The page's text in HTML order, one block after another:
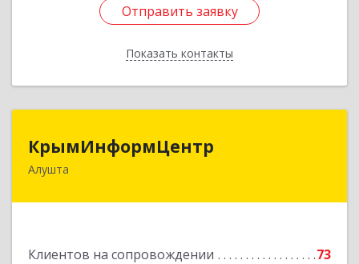
Отправить заявку
Показать контакты
Отправить заявку
Назад
КрымИнформЦентр
Алушта
Клиентов на сопровождении
73
298500, Крым Респ, Алушта г, Горького ул, дом